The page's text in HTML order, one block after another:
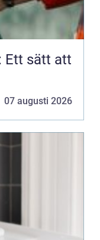
Ett sätt att
07 augusti 2026